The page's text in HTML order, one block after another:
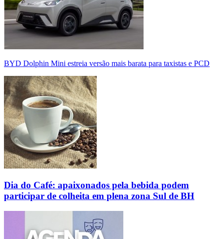
BYD Dolphin Mini estreia versão mais barata para taxistas e PCD
Dia do Café: apaixonados pela bebida podem
participar de colheita em plena zona Sul de BH